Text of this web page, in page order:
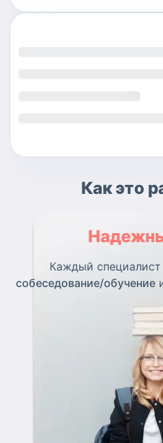
Как это
Каждый
собеседование/обучение